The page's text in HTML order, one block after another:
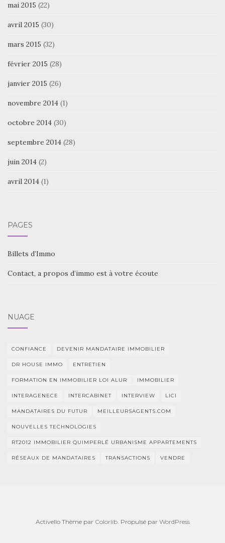
mai 2015 (22)
avril 2015 (30)
mars 2015 (32)
février 2015 (28)
janvier 2015 (26)
novembre 2014 (1)
octobre 2014 (30)
septembre 2014 (28)
juin 2014 (2)
avril 2014 (1)
PAGES
Billets d’Immo
Contact, a propos d’immo est à votre écoute
NUAGE
CONFIANCE DEVENIR MANDATAIRE IMMOBILIER
DR HOUSE IMMO ENTRETIEN
FORMATION EN IMMOBILIER LOI ALUR IMMOBILIER
INTERAGENECE INTERCABINET INTERVIEW LICI
MANDATAIRES DU FUTUR MEILLEURSAGENTS.COM
NOUVELLES TECHNOLOGIES
RT2012 IMMOBILIER QUIMPERLÉ URBANISME APPARTEMENTS
RÉSEAUX DE MANDATAIRES TRANSACTIONS VENDRE
Activello Thème par Colorlib. Propulsé par WordPress